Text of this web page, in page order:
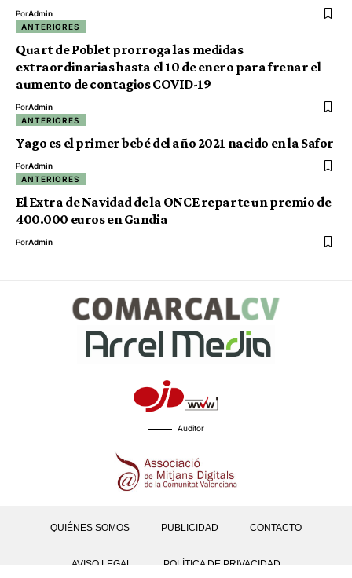
PorAdmin
ANTERIORES
Quart de Poblet prorroga las medidas
extraordinarias hasta el 10 de enero para frenar el
aumento de contagios COVID-19
PorAdmin
ANTERIORES
Yago es el primer bebé del año 2021 nacido en la Safor
PorAdmin
ANTERIORES
El Extra de Navidad de la ONCE reparte un premio de
400.000 euros en Gandia
PorAdmin
Auditor
QUIÉNES SOMOS PUBLICIDAD CONTACTO
AVISO LEGAL POLÍTICA DE PRIVACIDAD